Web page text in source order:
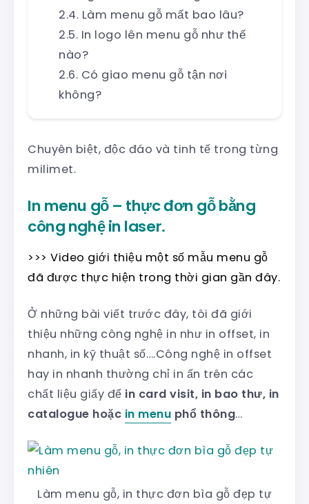
Làm menu gỗ mất bao lâu?
In logo lên menu gỗ như thế
nào?
Có giao menu gỗ tận nơi
không?
Chuyên biệt, độc đáo và tinh tế trong từng
milimet.
In menu gỗ – thực đơn gỗ bằng
công nghệ in laser.
>>> Video giới thiệu một số mẫu menu gỗ
đã được thực hiện trong thời gian gần đây.
Ở những bài viết trước đây, tôi đã giới
thiệu những công nghệ in như in offset, in
nhanh, in kỹ thuật số….Công nghệ in offset
hay in nhanh thường chỉ in ấn trên các
chất liệu giấy để in card visit, in bao thư, in
catalogue hoặc in menu phổ thông…
Làm menu gỗ, in thực đơn bìa gỗ đẹp tự